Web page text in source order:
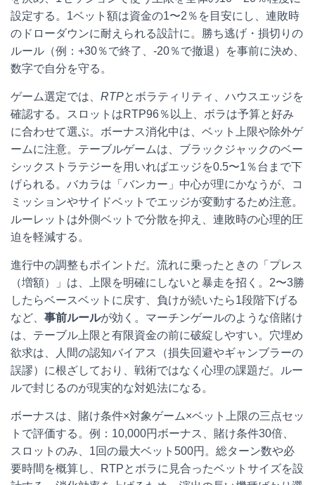
設定する。1ベット額は資金の1〜2％を目安にし、連敗時
のドローダウンに耐えられる設計に。勝ち逃げ・損切りの
ルール（例：+30％で終了、-20％で撤退）を事前に決め、
数字で自分を守る。
ゲーム選定では、 RTPとボラティリティ、ハウスエッジを
確認する。スロットはRTP96％以上、ボラは予算と好み
に合わせて選ぶ。ボーナス消化中は、ベット上限や除外ゲ
ームに注意。テーブルゲームは、ブラックジャックのベー
シックストラテジーを用いればエッジを0.5〜1％台まで下
げられる。バカラは「バンカー」中心が理にかなうが、コ
ミッションやサイドベットでエッジが変動するため注意。
ルーレットは外側ベットで分散を抑え、連敗時の心理的圧
迫を軽減する。
進行中の調整もポイントだ。流れに乗ったときの「プレス
（増額）」は、上限を明確にしないと暴走を招く。2〜3勝
したらベースベットに戻す、負けが続いたら1段階下げる
など、 事前ルールが効く。マーチンゲールのような倍賭け
は、テーブル上限と有限資金の前に破綻しやすい。穴埋め
欲求は、人間の認知バイアス（損失回避やギャンブラーの
誤謬）に根ざしており、戦術ではなく心理の課題だ。ルー
ルで封じるのが現実的な対処法になる。
ボーナスは、賭け条件×対象ゲーム×ベット上限の三点セッ
トで評価する。例：10,000円ボーナス、賭け条件30倍、
スロットのみ、1回の最大ベット500円。総ターン数や必
要時間を概算し、RTPとボラに見合ったベットサイズを設